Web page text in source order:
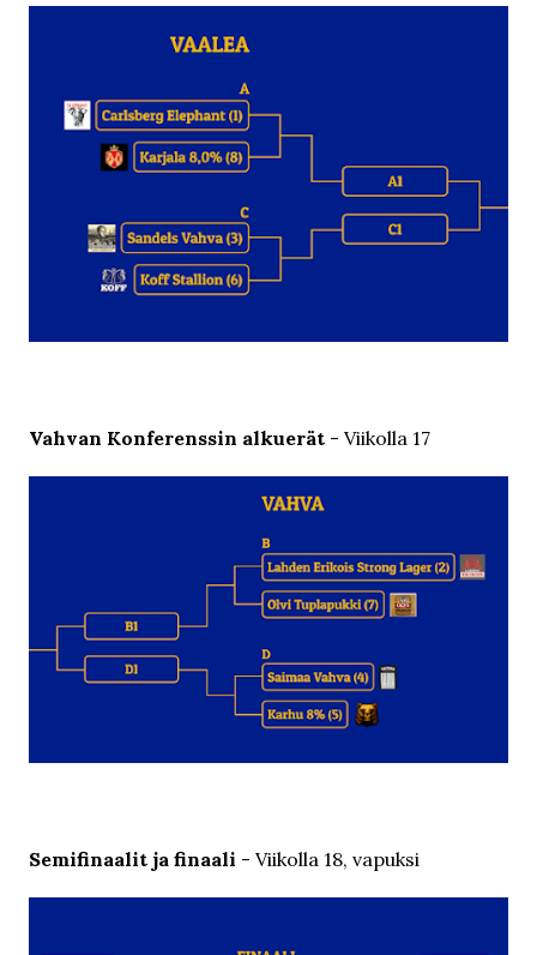
Vahvan Konferenssin alkuerät - Viikolla 17
Semifinaalit ja finaali - Viikolla 18, vapuksi